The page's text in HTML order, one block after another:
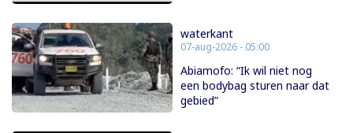
waterkant
07-aug-2026 - 05:00
Abiamofo: “Ik wil niet nog
een bodybag sturen naar dat
gebied”